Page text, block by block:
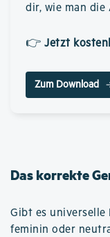
dir, wie man
👉 Jetzt
Zum Download
Das korrekte
Gibt es universelle
feminin oder